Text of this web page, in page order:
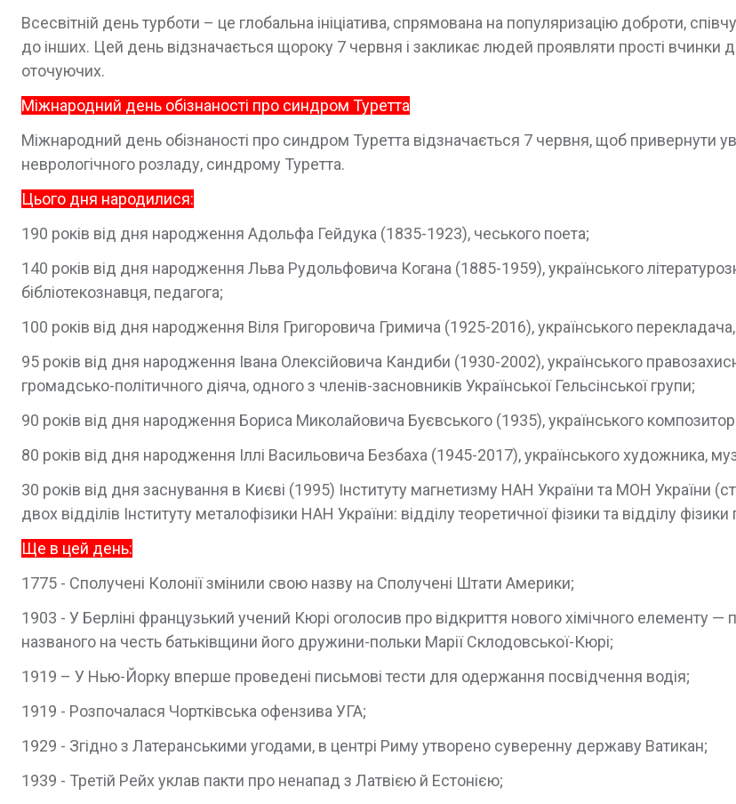
Всесвітній день турботи – це глобальна ініціатива, спрямована на популяризацію доброти,
до інших. Цей день відзначається щороку 7 червня і закликає людей проявляти прості вчинки
оточуючих.
Міжнародний день обізнаності про синдром Туретта
Міжнародний день обізнаності про синдром Туретта відзначається 7 червня, щоб привернути
неврологічного розладу, синдрому Туретта.
Цього дня народилися:
190 років від дня народження Адольфа Гейдука (1835-1923), чеського поета;
140 років від дня народження Льва Рудольфовича Когана (1885-1959), українського
бібліотекознавця, педагога;
100 років від дня народження Віля Григоровича Гримича (1925-2016), українського
95 років від дня народження Івана Олексійовича Кандиби (1930-2002), українського
громадсько-політичного діяча, одного з членів-засновників Української Гельсінської групи;
90 років від дня народження Бориса Миколайовича Буєвського (1935), українського
80 років від дня народження Іллі Васильовича Безбаха (1945-2017), українського художника,
30 років від дня заснування в Києві (1995) Інституту магнетизму НАН України та МОН України
двох відділів Інституту металофізики НАН України: відділу теоретичної фізики та відділу фізики
Ще в цей день:
1775 - Сполучені Колонії змінили свою назву на Сполучені Штати Америки;
1903 - У Берліні французький учений Кюрі оголосив про відкриття нового хімічного елементу —
названого на честь батьківщини його дружини-польки Марії Склодовської-Кюрі;
1919 – У Нью-Йорку вперше проведені письмові тести для одержання посвідчення водія;
1919 - Розпочалася Чортківська офензива УГА;
1929 - Згідно з Латеранськими угодами, в центрі Риму утворено суверенну державу Ватикан;
1939 - Третій Рейх уклав пакти про ненапад з Латвією й Естонією;